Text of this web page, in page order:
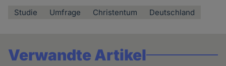
Studie Umfrage Christentum Deutschland
Verwandte Artikel